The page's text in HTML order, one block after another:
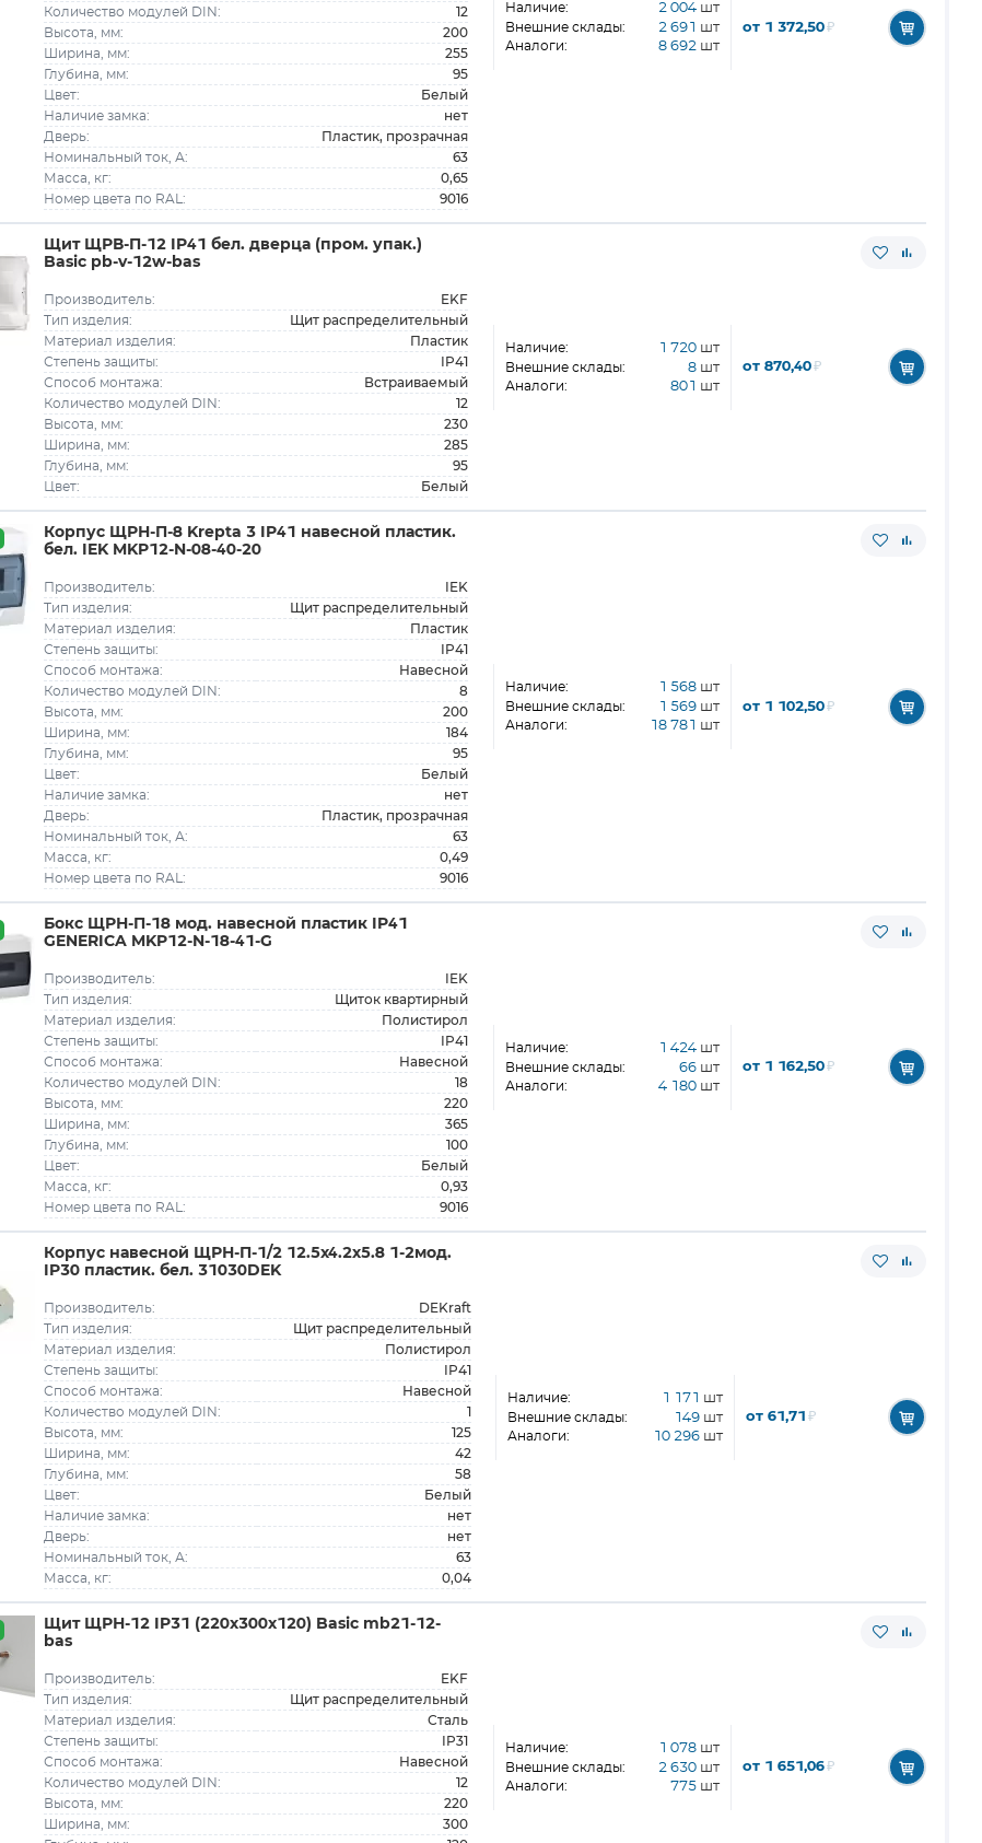
Количество модулей DIN: 12
Высота, мм: 200
Ширина, мм: 255
Глубина, мм: 95
Цвет: Белый
Наличие замка: нет
Дверь: Пластик, прозрачная
Номинальный ток, А: 63
Масса, кг: 0,65
Номер цвета по RAL: 9016
Наличие: 2 004 шт
Внешние склады: 2 691 шт
Аналоги: 8 692 шт
от 1 372,50₽
Щит ЩРВ-П-12 IP41 бел. дверца (пром. упак.)
Basic pb-v-12w-bas
Производитель: EKF
Тип изделия: Щит распределительный
Материал изделия: Пластик
Степень защиты: IP41
Способ монтажа: Встраиваемый
Количество модулей DIN: 12
Высота, мм: 230
Ширина, мм: 285
Глубина, мм: 95
Цвет: Белый
Наличие: 1 720 шт
Внешние склады: 8 шт
Аналоги: 801 шт
от 870,40₽
Корпус ЩРН-П-8 Krepta 3 IP41 навесной пластик.
бел. IEK MKP12-N-08-40-20
Производитель: IEK
Тип изделия: Щит распределительный
Материал изделия: Пластик
Степень защиты: IP41
Способ монтажа: Навесной
Количество модулей DIN: 8
Высота, мм: 200
Ширина, мм: 184
Глубина, мм: 95
Цвет: Белый
Наличие замка: нет
Дверь: Пластик, прозрачная
Номинальный ток, А: 63
Масса, кг: 0,49
Номер цвета по RAL: 9016
Наличие: 1 568 шт
Внешние склады: 1 569 шт
Аналоги: 18 781 шт
от 1 102,50₽
Бокс ЩРН-П-18 мод. навесной пластик IP41
GENERICA MKP12-N-18-41-G
Производитель: IEK
Тип изделия: Щиток квартирный
Материал изделия: Полистирол
Степень защиты: IP41
Способ монтажа: Навесной
Количество модулей DIN: 18
Высота, мм: 220
Ширина, мм: 365
Глубина, мм: 100
Цвет: Белый
Масса, кг: 0,93
Номер цвета по RAL: 9016
Наличие: 1 424 шт
Внешние склады: 66 шт
Аналоги: 4 180 шт
от 1 162,50₽
Корпус навесной ЩРН-П-1/2 12.5х4.2х5.8 1-2мод.
IP30 пластик. бел. 31030DEK
Производитель: DEKraft
Тип изделия: Щит распределительный
Материал изделия: Полистирол
Степень защиты: IP41
Способ монтажа: Навесной
Количество модулей DIN: 1
Высота, мм: 125
Ширина, мм: 42
Глубина, мм: 58
Цвет: Белый
Наличие замка: нет
Дверь: нет
Номинальный ток, А: 63
Масса, кг: 0,04
Наличие: 1 171 шт
Внешние склады: 149 шт
Аналоги: 10 296 шт
от 61,71 ₽
Щит ЩРН-12 IP31 (220х300х120) Basic mb21-12-
bas
Производитель: EKF
Тип изделия: Щит распределительный
Материал изделия: Сталь
Степень защиты: IP31
Способ монтажа: Навесной
Количество модулей DIN: 12
Высота, мм: 220
Ширина, мм: 300
Наличие: 1 078 шт
Внешние склады: 2 630 шт
Аналоги: 775 шт
от 1 651,06₽